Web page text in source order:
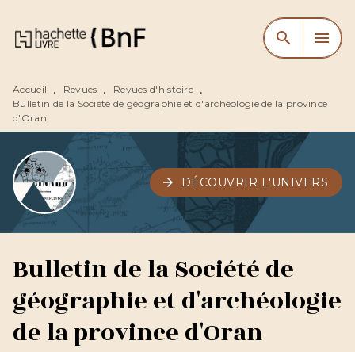
MENU RECHERCHE
CONTENU
search menu
Accueil • Revues • Revues d'histoire •
Bulletin de la Société de géographie et d'archéologie de la province
d'Oran
arrow_forward DÉCOUVRIR L'UNIVERS
Bulletin de la Société de
géographie et d'archéologie
de la province d'Oran